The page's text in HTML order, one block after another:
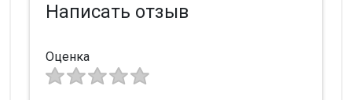
Написать отзыв
Оценка